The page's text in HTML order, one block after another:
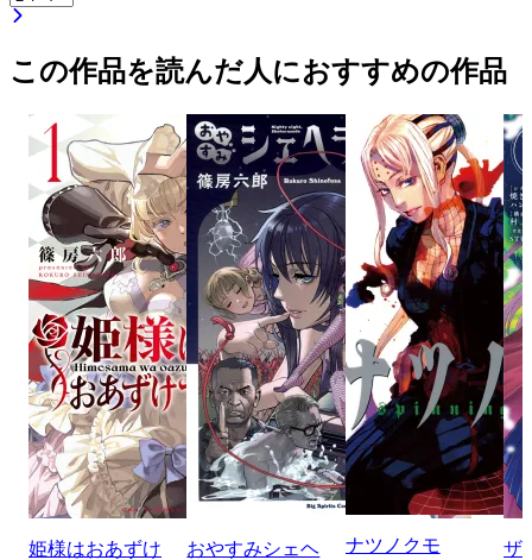
この作品を読んだ人におすすめの作品
姫様はおあずけ
おやすみシェヘ
ナツノクモ ザ